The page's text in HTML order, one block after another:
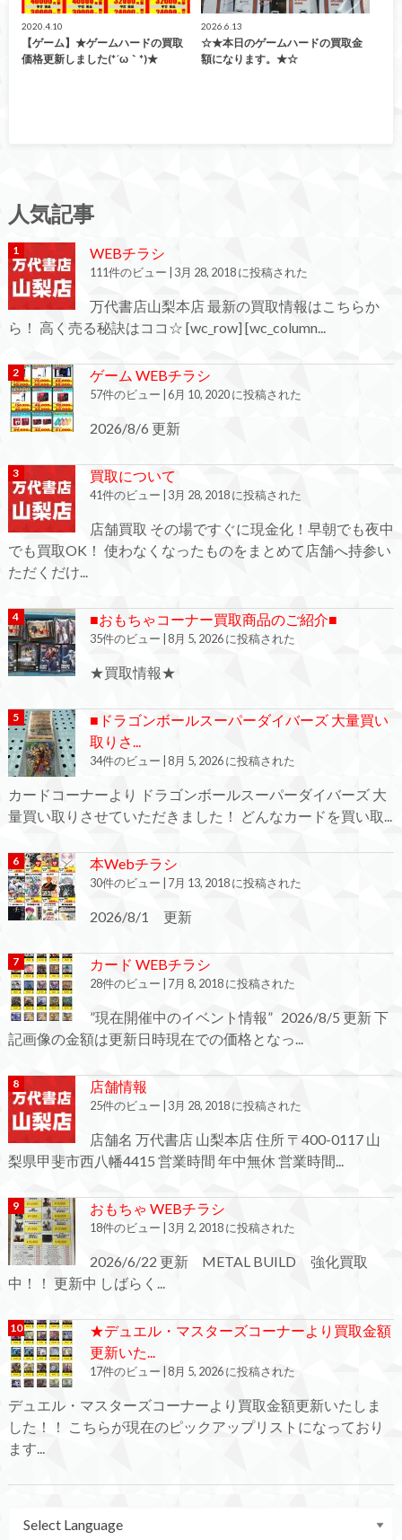
2020.4.10
【ゲーム】★ゲームハードの買取
価格更新しました(*´ω｀*)★
2026.6.13
☆★本日のゲームハードの買取金
額になります。★☆
人気記事
WEBチラシ
111件のビュー | 3月 28, 2018 に投稿された
万代書店山梨本店 最新の買取情報はこちらか
ら！ 高く売る秘訣はココ☆ [wc_row] [wc_column...
ゲーム WEBチラシ
57件のビュー |6月 10, 2020 に投稿された
2026/8/6 更新
買取について
41件のビュー | 3月 28, 2018 に投稿された
店舗買取 その場ですぐに現金化！早朝でも夜中
でも買取OK！ 使わなくなったものをまとめて店舗へ持参い
ただくだけ...
■おもちゃコーナー買取商品のご紹介■
35件のビュー |8月 5, 2026 に投稿された
★買取情報★
■ドラゴンボールスーパーダイバーズ 大量買い
取りさ...
34件のビュー | 8月 5, 2026 に投稿された
カードコーナーより ドラゴンボールスーパーダイバーズ 大
量買い取りさせていただきました！ どんなカードを買い取...
本Webチラシ
30件のビュー | 7月 13, 2018 に投稿された
2026/8/1 更新
カード WEBチラシ
28件のビュー | 7月 8, 2018 に投稿された
”現在開催中のイベント情報” 2026/8/5 更新 下
記画像の金額は更新日時現在での価格となっ...
店舗情報
25件のビュー | 3月 28, 2018 に投稿された
店舗名 万代書店 山梨本店 住所 〒400-0117 山
梨県甲斐市西八幡4415 営業時間 年中無休 営業時間...
おもちゃ WEBチラシ
18件のビュー | 3月 2, 2018 に投稿された
2026/6/22 更新 METAL BUILD 強化買取
中！！ 更新中 しばらく...
★デュエル・マスターズコーナーより買取金額
更新いた...
17件のビュー |8月 5, 2026 に投稿された
デュエル・マスターズコーナーより買取金額更新いたしま
した！！ こちらが現在のピックアップリストになっており
ます...